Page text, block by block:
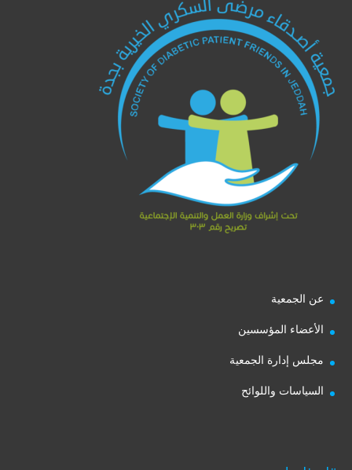
عن الجمعية
الأعضاء المؤسسين
مجلس إدارة الجمعية
السياسات واللوائح